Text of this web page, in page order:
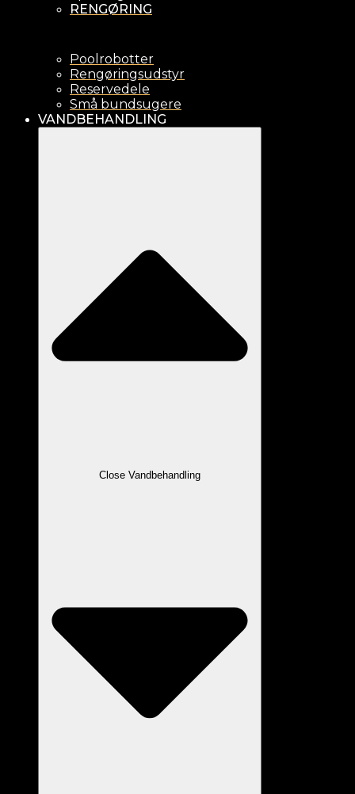
RENGØRING
Poolrobotter
Rengøringsudstyr
Reservedele
Små bundsugere
VANDBEHANDLING
Close Vandbehandling